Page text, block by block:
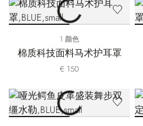
1 颜色
棉质科技面料马术护耳罩
€ 150